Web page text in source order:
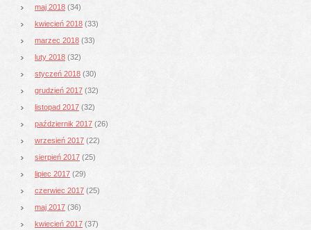
maj 2018 (34)
kwiecień 2018 (33)
marzec 2018 (33)
luty 2018 (32)
styczeń 2018 (30)
grudzień 2017 (32)
listopad 2017 (32)
październik 2017 (26)
wrzesień 2017 (22)
sierpień 2017 (25)
lipiec 2017 (29)
czerwiec 2017 (25)
maj 2017 (36)
kwiecień 2017 (37)